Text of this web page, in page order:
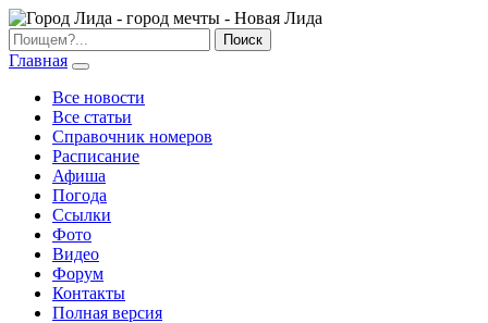
Главная
Все новости
Все статьи
Справочник номеров
Расписание
Афиша
Погода
Ссылки
Фото
Видео
Форум
Контакты
Полная версия